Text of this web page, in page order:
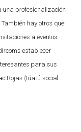
una profesionalización
hay otros que
a eventos
establecer
para sus
Rojas (túatú social